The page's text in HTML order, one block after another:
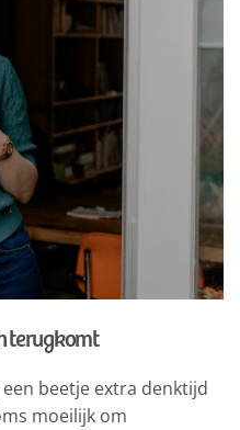
terugkomt
beetje extra denktijd
moeilijk om